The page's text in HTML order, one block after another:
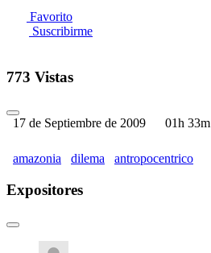
Favorito
Suscribirme
773 Vistas
17 de Septiembre de 2009 01h 33m
amazonia dilema antropocentrico
Expositores